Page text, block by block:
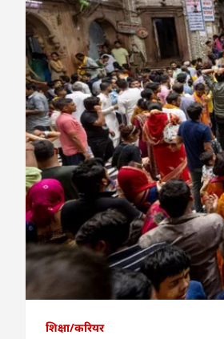
शिक्षा/करियर